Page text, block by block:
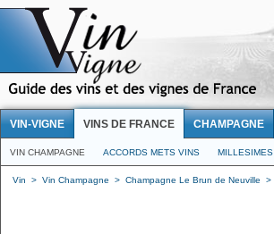
VIN-VIGNE VINS DE FRANCE CHAMPAGNE
VIN CHAMPAGNE ACCORDS METS VINS MILLESIMES
Vin > Vin Champagne > Champagne Le Brun de Neuville >